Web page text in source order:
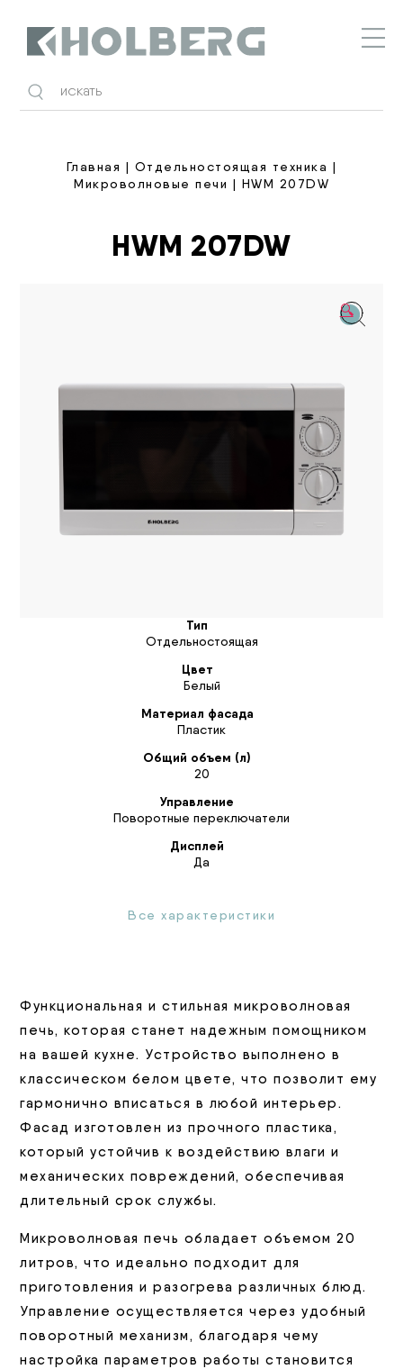
Главная | Отдельностоящая техника |
Микроволновые печи | HWM 207DW
HWM 207DW
🔍
Тип
Отдельностоящая
Цвет
Белый
Материал фасада
Пластик
Общий объем (л)
20
Управление
Поворотные переключатели
Дисплей
Да
Все характеристики
Функциональная и стильная микроволновая
печь, которая станет надежным помощником
на вашей кухне. Устройство выполнено в
классическом белом цвете, что позволит ему
гармонично вписаться в любой интерьер.
Фасад изготовлен из прочного пластика,
который устойчив к воздействию влаги и
механических повреждений, обеспечивая
длительный срок службы.
Микроволновая печь обладает объемом 20
литров, что идеально подходит для
приготовления и разогрева различных блюд.
Управление осуществляется через удобный
поворотный механизм, благодаря чему
настройка параметров работы становится